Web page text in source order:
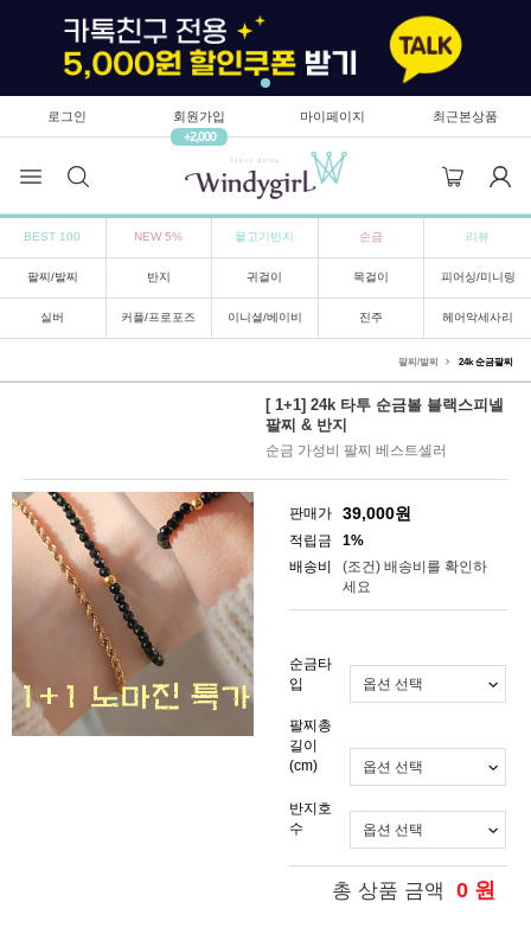
로그인
회원가입
+2,000
마이페이지 최근본상품
BEST 100 NEW 5% 물고기반지 순금 리뷰
팔찌/발찌 반지 귀걸이 목걸이 피어싱/미니링
실버 커플/프로포즈 이니셜/베이비 진주 헤어악세사리
팔찌/발찌 24k 순금팔찌
[ 1+1] 24k 타투 순금볼 블랙스피넬
팔찌 & 반지
순금 가성비 팔찌 베스트셀러
판매가 39,000원
적립금
1%
배송비
(조건) 배송비를 확인하
세요
순금타
입
팔찌총
길이
(cm)
반지호
수
총 상품 금액 0 원